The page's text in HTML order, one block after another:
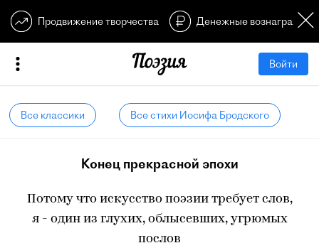
Продвижение творчества Денежные
Войти
Все классики Все стихи Иосифа Бродского
Конец прекрасной эпохи
Потому что искусство поэзии требует слов,
я - один из глухих, облысевших, угрюмых
послов